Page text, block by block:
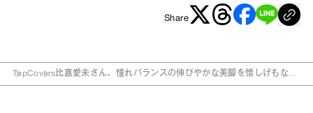
Share
TopCovers 比嘉愛未さん、憧れバランスの伸びやかな美脚を惜しげもなく